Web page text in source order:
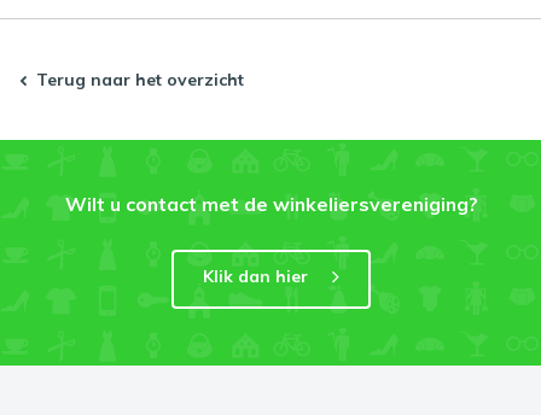
Terug naar het overzicht
Wilt u contact met de winkeliersvereniging?
Klik dan hier